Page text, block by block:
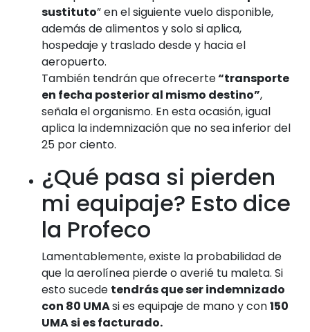
sustituto” en el siguiente vuelo disponible,
además de alimentos y solo si aplica,
hospedaje y traslado desde y hacia el
aeropuerto.
También tendrán que ofrecerte“transporte
en fecha posterior al mismo destino”,
señala el organismo. En esta ocasión, igual
aplica la indemnización que no sea inferior del
25 por ciento.
¿Qué pasa si pierden
mi equipaje? Esto dice
la Profeco
Lamentablemente, existe la probabilidad de
que la aerolínea pierde o averié tu maleta. Si
esto sucede tendrás que ser indemnizado
con 80 UMAsi es equipaje de mano y con150
UMAsi es facturado.